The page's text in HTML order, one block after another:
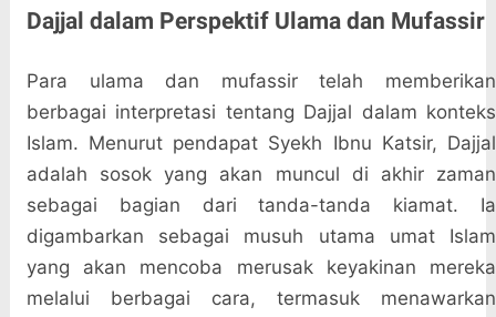
Dajjal dalam Perspektif Ulama dan Mufassir
Para ulama dan mufassir telah memberikan
berbagai interpretasi tentang Dajjal dalam konteks
Islam. Menurut pendapat Syekh Ibnu Katsir, Dajjal
adalah sosok yang akan muncul di akhir zaman
sebagai bagian dari tanda-tanda kiamat. Ia
digambarkan sebagai musuh utama umat Islam
yang akan mencoba merusak keyakinan mereka
melalui berbagai cara, termasuk menawarkan